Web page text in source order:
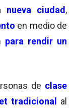
nueva ciudad ,
en medio de
para rendir un
de clase
tradicional
al